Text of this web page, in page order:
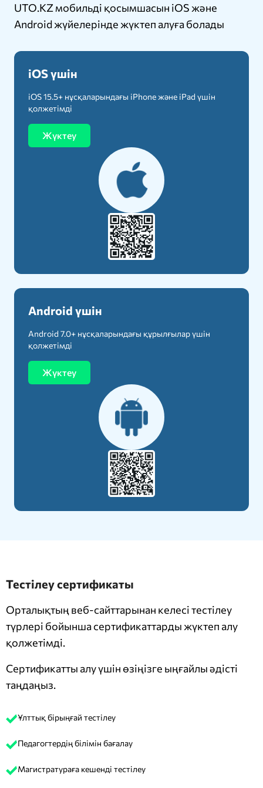
UTO.KZ мобильді қосымшасын iOS және
Android жүйелерінде жүктеп алуға болады
iOS үшін
iOS 15.5+ нұсқаларындағы iPhone және iPad үшін
қолжетімді
Жүктеу
Android үшін
Android 7.0+ нұсқаларындағы құрылғылар үшін
қолжетімді
Жүктеу
Тестілеу сертификаты
Орталықтың веб-сайттарынан келесі тестілеу
түрлері бойынша сертификаттарды жүктеп алу
қолжетімді.
Сертификатты алу үшін өзіңізге ыңғайлы әдісті
таңдаңыз.
Ұлттық бірыңғай тестілеу
Педагогтердің білімін бағалау
Магистратураға кешенді тестілеу